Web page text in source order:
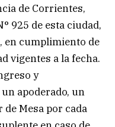
de Corrientes,
925 de esta ciudad,
en cumplimiento de
vigentes a la fecha.
y
apoderado, un
Mesa por cada